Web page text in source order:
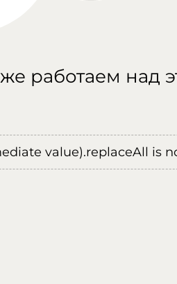
работаем над
value).replaceAll is